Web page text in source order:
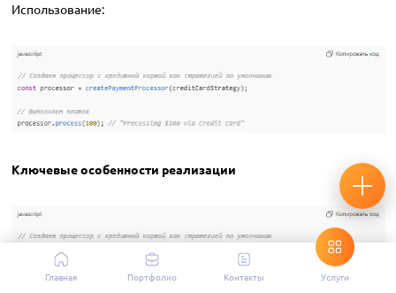
Использование:
Ключевые особенности реализации
Главная Портфолио Контакты Услуги